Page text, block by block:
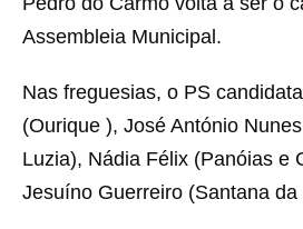
Assembleia Municipal.
Nas freguesias, o PS
(Ourique ), José António
Luzia), Nádia Félix (Panóias e
Jesuíno Guerreiro (Santana da